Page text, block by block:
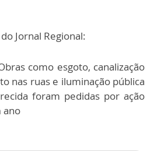
Jornal Regional:
como esgoto, canalização
nas ruas e iluminação pública
foram pedidas por ação
ano